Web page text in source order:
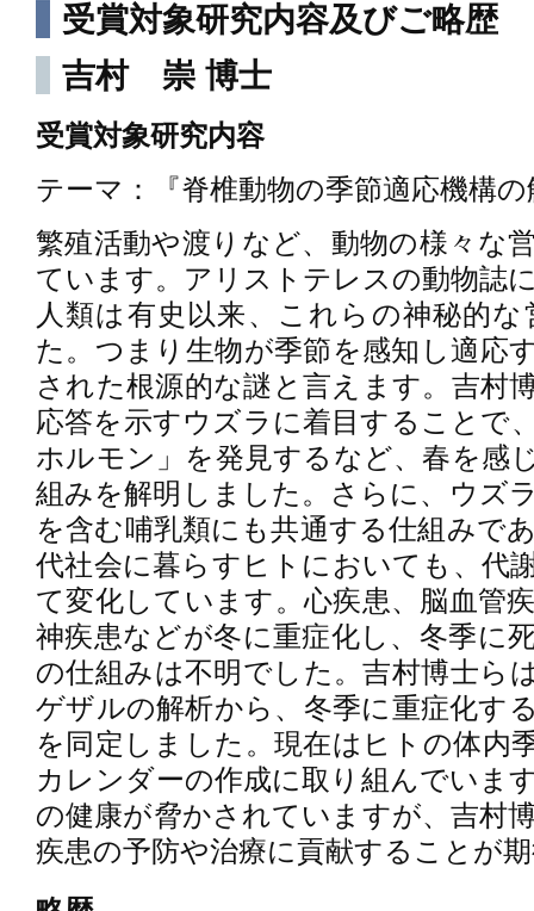
受賞対象研究内容及びご略歴
吉村 崇 博士
受賞対象研究内容
テーマ：『脊椎動物の季節適応機構
繁殖活動や渡りなど、動物の様々な
ています。アリストテレスの動物誌
人類は有史以来、これらの神秘的
た。つまり生物が季節を感知し適応
された根源的な謎と言えます。吉村
応答を示すウズラに着目することで
ホルモン」を発見するなど、春を感
組みを解明しました。さらに、ウズ
を含む哺乳類にも共通する仕組みで
代社会に暮らすヒトにおいても、代
て変化しています。心疾患、脳血管
神疾患などが冬に重症化し、冬季に
の仕組みは不明でした。吉村博士ら
ゲザルの解析から、冬季に重症化す
を同定しました。現在はヒトの体内
カレンダーの作成に取り組んでいま
の健康が脅かされていますが、吉村
疾患の予防や治療に貢献することが